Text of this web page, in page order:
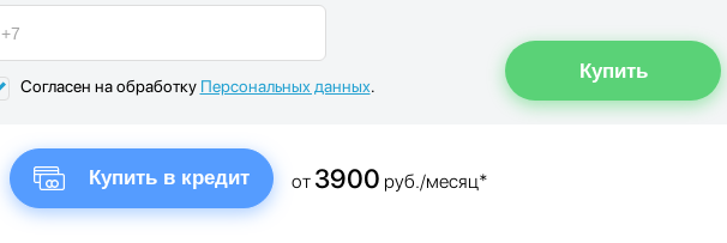
Согласен на обработку Персональных данных.
Купить в кредит от 3900 руб./месяц*